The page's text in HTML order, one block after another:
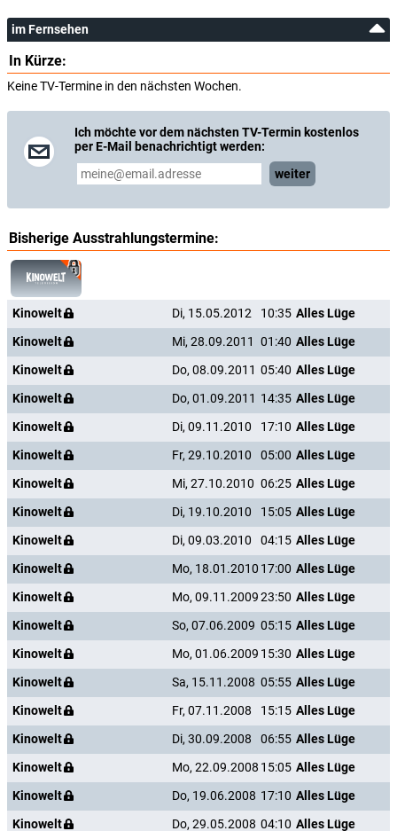
im Fernsehen
In Kürze:
Keine TV-Termine in den nächsten Wochen.
Ich möchte vor dem nächsten TV-Termin kostenlos
per E-Mail benachrichtigt werden:
weiter
Bisherige Ausstrahlungstermine:
Kinowelt Di, 15.05.2012 10:35 Alles Lüge
Kinowelt
Mi, 28.09.2011 01:40 Alles Lüge
Kinowelt
Do, 08.09.2011 05:40 Alles Lüge
Kinowelt
Do, 01.09.2011 14:35 Alles Lüge
Kinowelt
Di, 09.11.2010 17:10 Alles Lüge
Kinowelt
Fr, 29.10.2010 05:00 Alles Lüge
Kinowelt
Mi, 27.10.2010 06:25 Alles Lüge
Kinowelt
Di, 19.10.2010 15:05 Alles Lüge
Kinowelt
Di, 09.03.2010 04:15 Alles Lüge
Kinowelt
Mo, 18.01.2010 17:00 Alles Lüge
Kinowelt
Mo, 09.11.200923:50 Alles Lüge
Kinowelt
So, 07.06.2009 05:15 Alles Lüge
Kinowelt
Mo, 01.06.2009 15:30 Alles Lüge
Kinowelt
Sa, 15.11.2008 05:55 Alles Lüge
Kinowelt
Fr, 07.11.2008 15:15 Alles Lüge
Kinowelt
Di, 30.09.2008 06:55 Alles Lüge
Kinowelt
Mo, 22.09.2008 15:05 Alles Lüge
Kinowelt
Do, 19.06.2008 17:10 Alles Lüge
Kinowelt
Do, 29.05.2008 04:10 Alles Lüge